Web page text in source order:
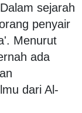
sejarah
penyair
Menurut
ada
dari Al-